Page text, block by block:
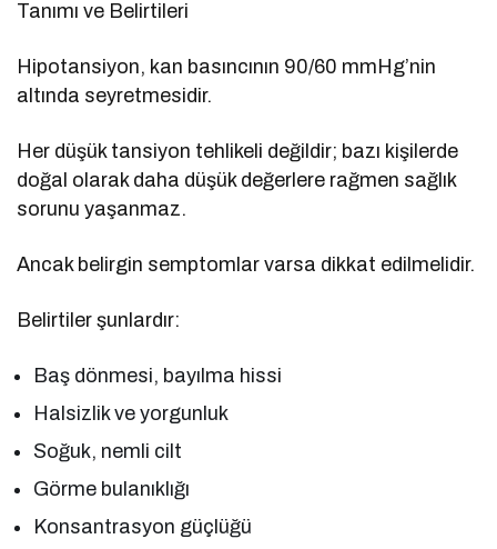
Tanımı ve Belirtileri
Hipotansiyon, kan basıncının 90/60 mmHg’nin
altında seyretmesidir.
Her düşük tansiyon tehlikeli değildir; bazı kişilerde
doğal olarak daha düşük değerlere rağmen sağlık
sorunu yaşanmaz.
Ancak belirgin semptomlar varsa dikkat edilmelidir.
Belirtiler şunlardır:
Baş dönmesi, bayılma hissi
Halsizlik ve yorgunluk
Soğuk, nemli cilt
Görme bulanıklığı
Konsantrasyon güçlüğü